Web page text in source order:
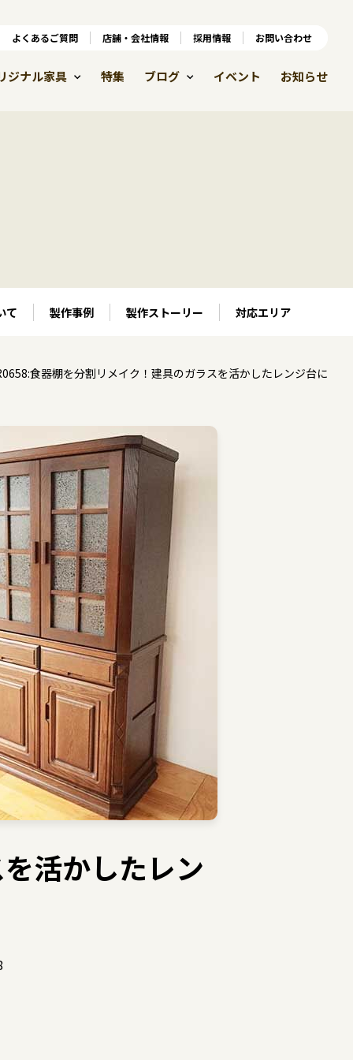
インショップ よくあるご質問 店舗・会社情報 採用情報
ジナル家具 特集 ブログ イベント お知らせ
よくあるご質問 店舗・会社情報 採用情報 お問い合わせ
て 製作事例 製作ストーリー 対応エリア
食器棚を分割リメイク！建具のガラスを活かしたレンジ台に
活かしたレン